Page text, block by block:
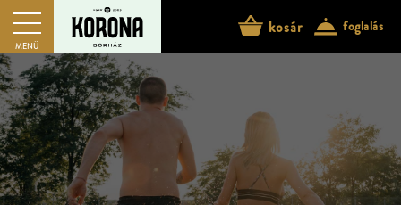
MENÜ
kosár foglalás